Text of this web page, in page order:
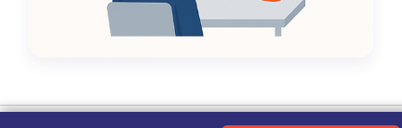
Kebijakan Privasi|Tentang Kami|